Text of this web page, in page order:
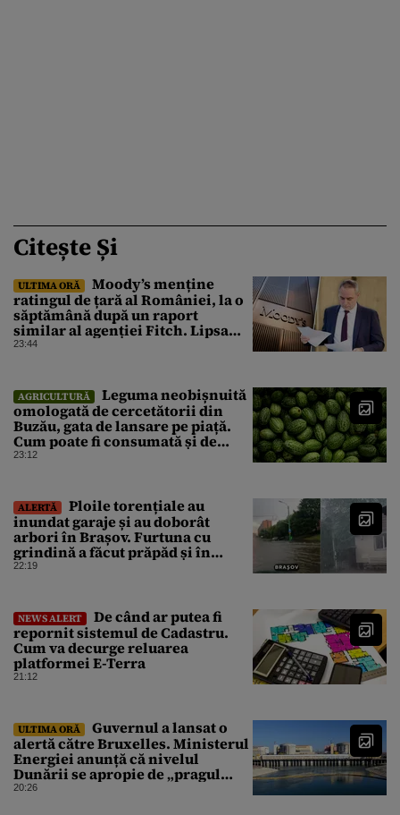
Citește Și
ULTIMA ORĂ
Moody’s menține
ratingul de țară al României, la o
săptămână după un raport
similar al agenției Fitch. Lipsa
unui guvern cu puteri depline,
23:44
AGRICULTURĂ
Leguma neobișnuită
omologată de cercetătorii din
Buzău, gata de lansare pe piață.
Cum poate fi consumată și de
unde provine soiul
23:12
ALERTĂ
Ploile torențiale au
inundat garaje și au doborât
arbori în Brașov. Furtuna cu
grindină a făcut prăpăd și în
Bihor
22:19
NEWS ALERT
De când ar putea fi
repornit sistemul de Cadastru.
Cum va decurge reluarea
platformei E-Terra
21:12
ULTIMA ORĂ
Guvernul a lansat o
alertă către Bruxelles. Ministerul
Energiei anunță că nivelul
Dunării se apropie de „pragul
critic”, iar centrala de la
20:26